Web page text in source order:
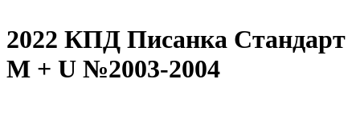
2022 КПД Писанка Стандарт
M + U №2003-2004